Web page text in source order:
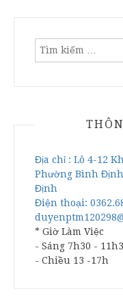
viết
Tìm
Địa chỉ : Lô 4-12
Phường Bình
Định
Điện thoại:
* Giờ Làm Việc
- Sáng 7h30 -
- Chiều 13 -17h